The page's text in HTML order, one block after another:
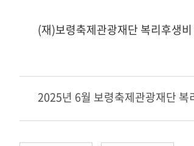
(재)보령축제관광재단 복리후생
2025년 6월 보령축제관광재단